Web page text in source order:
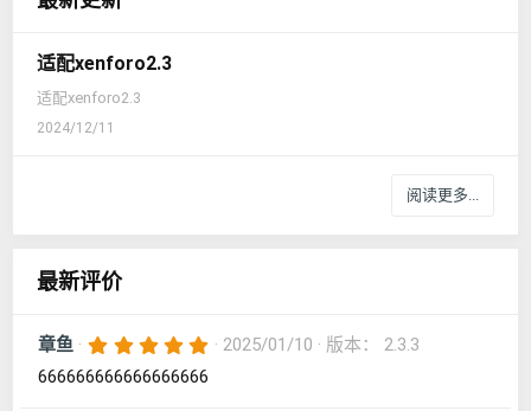
适配xenforo2.3
适配xenforo2.3
2024/12/11
阅读更多...
最新评价
章鱼
5 2025/01/10
版本： 2.3.3
666666666666666666